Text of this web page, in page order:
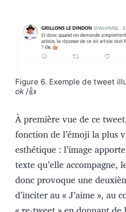
Figure 6. Exemple de tweet
ok/👍
À première vue de ce
fonction de l’émoji la plus
esthétique : l’image
texte qu’elle accompagne,
donc provoque une
d’inciter au « J’aime », au